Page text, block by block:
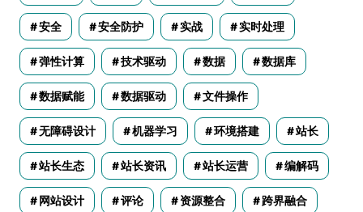
安全 安全防护 实战 实时处理
弹性计算 技术驱动 数据 数据库
数据赋能 数据驱动 文件操作
无障碍设计 机器学习 环境搭建 站长
站长生态 站长资讯 站长运营 编解码
网站设计 评论 资源整合 跨界融合